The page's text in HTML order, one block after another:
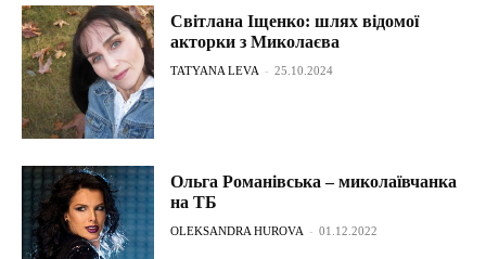
Світлана Іщенко: шлях відомої
акторки з Миколаєва
TATYANA LEVA - 25.10.2024
Ольга Романівська – миколаївчанка
на ТБ
OLEKSANDRA HUROVA - 01.12.2022